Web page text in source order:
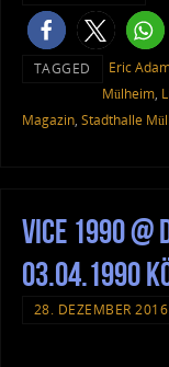
TAGGED Eric
Mülheim,
Magazin, Stadthalle
Vice 1990
03.04.1990
28. DEZEMBER 2016